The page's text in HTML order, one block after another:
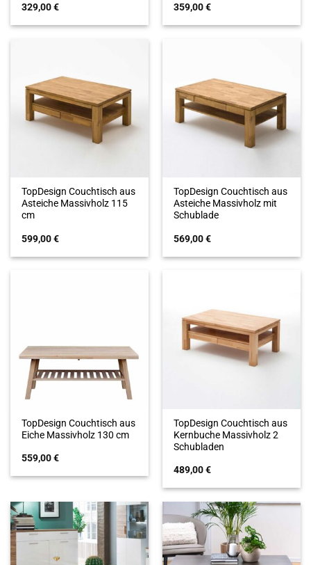
329,00€ 359,00€
TopDesign Couchtisch aus
Asteiche Massivholz 115
cm
599,00€
TopDesign Couchtisch aus
Asteiche Massivholz mit
Schublade
569,00€
TopDesign Couchtisch aus
Eiche Massivholz 130 cm
559,00€
TopDesign Couchtisch aus
Kernbuche Massivholz 2
Schubladen
489,00€